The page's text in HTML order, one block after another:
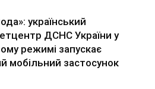
український
ДСНС України у
режимі запускає
мобільний застосунок